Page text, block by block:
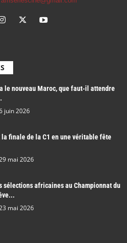
le nouveau Maroc, que faut-il attendre
juin 2026
finale de la C1 en une véritable fête
mai 2026
sélections africaines au Championnat du
mai 2026